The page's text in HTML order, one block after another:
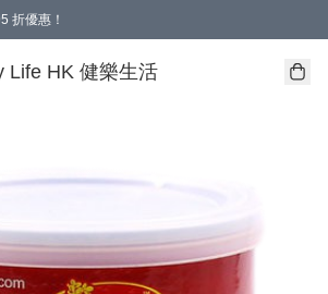
折優惠！
Life HK 健樂生活